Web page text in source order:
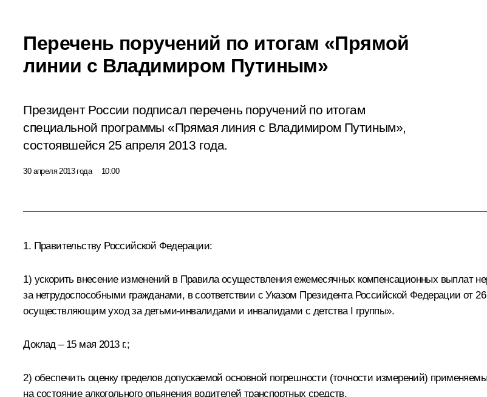
Перечень поручений по итогам «Прямой
линии с Владимиром Путиным»
Президент России подписал перечень поручений по итогам
специальной программы «Прямая линия с Владимиром Путиным»,
состоявшейся 25 апреля 2013 года.
30 апреля 2013 года 10:00
1. Правительству Российской Федерации:
1) ускорить внесение изменений в Правила осуществления ежемесячных компенсационных
за нетрудоспособными гражданами, в соответствии с Указом Президента Российской Федерации
осуществляющим уход за детьми-инвалидами и инвалидами с детства I группы».
Доклад – 15 мая 2013 г.;
2) обеспечить оценку пределов допускаемой основной погрешности (точности измерений)
на состояние алкогольного опьянения водителей транспортных средств.